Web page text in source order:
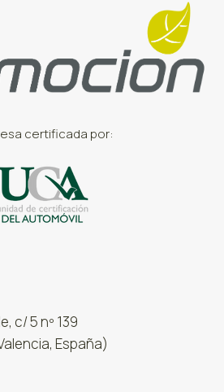
certificada por:
c/ 5 nº 139
España)